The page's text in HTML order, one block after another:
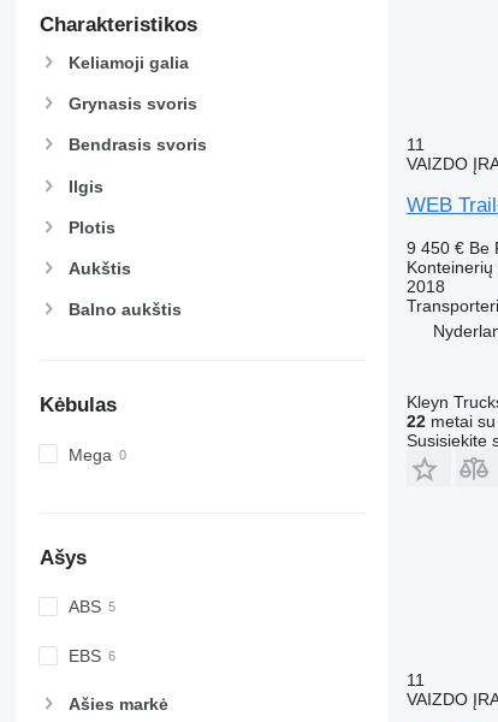
Charakteristikos
Keliamoji galia
Grynasis svoris
Bendrasis svoris
Ilgis
Plotis
Aukštis
Balno aukštis
Kėbulas
Mega
Ašys
ABS
EBS
Ašies markė
11
VAIZDO
WEB
9 450 € Be
2018
Kleyn
22metai su
Susisiekite
11
VAIZDO